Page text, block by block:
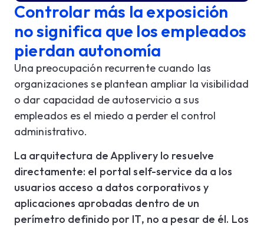
Controlar más la exposición
no significa que los empleados
pierdan autonomía
Una preocupación recurrente cuando las
organizaciones se plantean ampliar la visibilidad
o dar capacidad de autoservicio a sus
empleados es el miedo a perder el control
administrativo.
La arquitectura de Applivery lo resuelve
directamente: el portal self-service da a los
usuarios acceso a datos corporativos y
aplicaciones aprobadas dentro de un
perímetro definido por IT, no a pesar de él. Los